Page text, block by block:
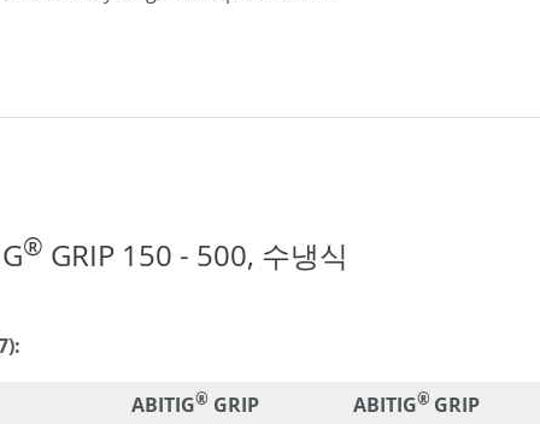
® GRIP 150 - 500, 수냉식
ABITIG® GRIP
ABITIG® GRIP